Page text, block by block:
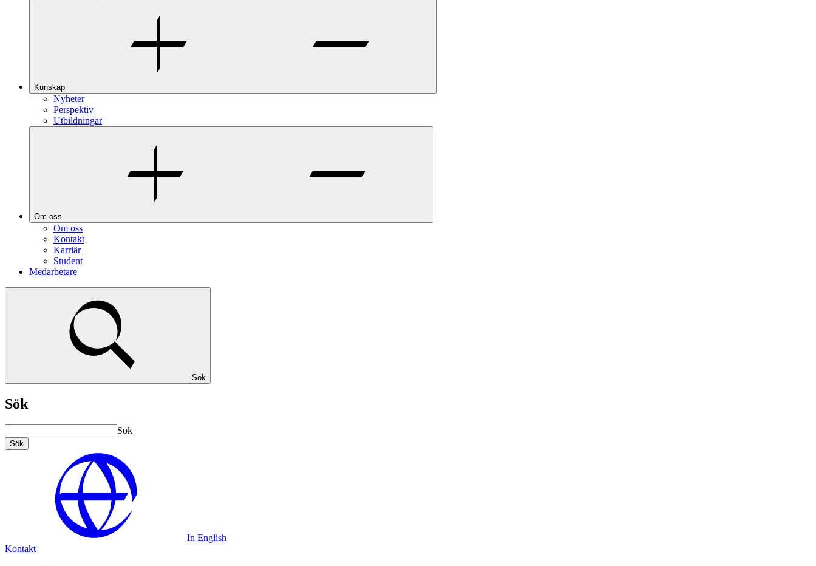
Kunskap
Nyheter
Perspektiv
Utbildningar
Om oss
Om oss
Kontakt
Karriär
Student
Medarbetare
Sök
Sök
Sök
Sök
In English
Kontakt